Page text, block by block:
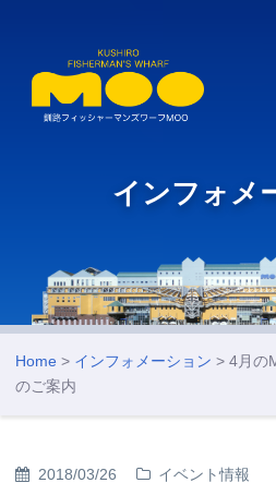
インフォメ
Home > インフォメーション > 4月の
のご案内
2018/03/26 イベント情報